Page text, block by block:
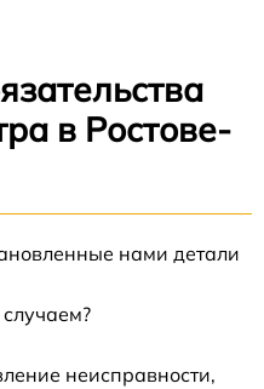
в Ростове-
нами детали
неисправности,